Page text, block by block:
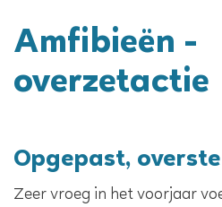
Amfibieën -
overzetactie
Opgepast,
Zeer vroeg in het voorjaar